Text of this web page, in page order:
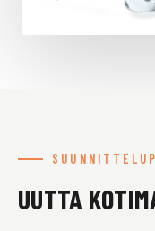
UUTTA